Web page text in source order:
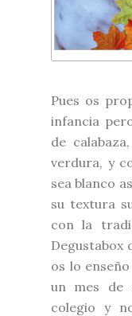
Pues os
infancia
de
verdura, y
sea blanco
su textura
con la
Degustabox
os lo
un mes de
colegio y